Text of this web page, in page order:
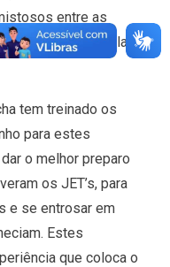
entre as
o Estadual Escolar
tem treinado os
para estes
o melhor preparo
os JET’s, para
e se entrosar em
Estes
que coloca o